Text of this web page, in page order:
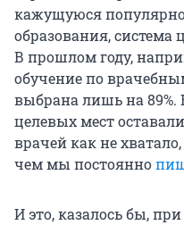
кажущуюся
образования, система
В прошлом году,
обучение по
выбрана лишь на 89%.
целевых мест
врачей как не
чем мы постоянно
И это, казалось бы,